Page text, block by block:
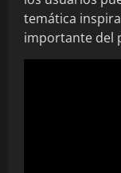
temática
importante del